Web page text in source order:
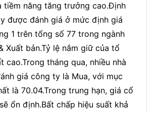
tiềm năng tăng trưởng cao.Định
được đánh giá ở mức định giá
1 trên tổng số 77 trong ngành
Xuất bản.Tỷ lệ nắm giữ của tổ
cao.Trong tháng qua, nhiều nhà
giá công ty là Mua, với mục
là 70.04.Trong trung hạn, giá cổ
ổn định.Bất chấp hiệu suất khả